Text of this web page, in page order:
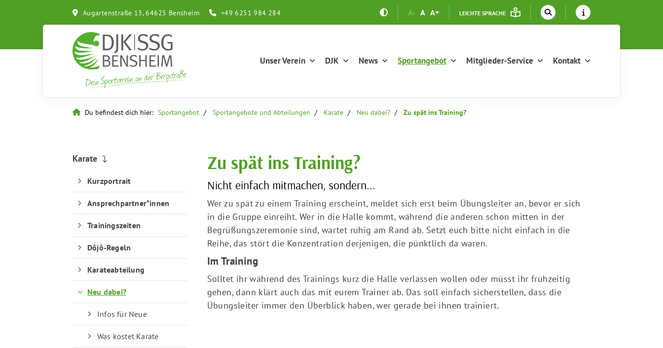
Augartenstraße 13, 64625 Bensheim +49 6251 984 284 A- A A+ LEICHTE SPRACHE
Unser Verein DJK News Sportangebot Mitglieder-Service Kontakt
Du befindest dich hier: Sportangebot Sportangebote und Abteilungen Karate Neu dabei? Zu spät ins Training?
Zu spät ins Training?
Nicht einfach mitmachen, sondern...
Wer zu spät zu einem Training erscheint, meldet sich erst beim Übungsleiter an, bevor er sich
in die Gruppe einreiht. Wer in die Halle kommt, während die anderen schon mitten in der
Begrüßungszeremonie sind, wartet ruhig am Rand ab. Setzt euch bitte nicht einfach in die
Reihe, das stört die Konzentration derjenigen, die pünktlich da waren.
Im Training
Solltet ihr während des Trainings kurz die Halle verlassen wollen oder müsst ihr frühzeitig
gehen, dann klärt auch das mit eurem Trainer ab. Das soll einfach sicherstellen, dass die
Übungsleiter immer den Überblick haben, wer gerade bei ihnen trainiert.
Karate
Kurzportrait
Ansprechpartner*innen
Trainingszeiten
Dôjô-Regeln
Karateabteilung
Neu dabei?
Infos für Neue
Was kostet Karate
Quicklinks
Sportangebote finden
Unser Sportangebot
Sportsuche
Ausfälle und Vertretungen
Mitglieder-Service Geschäftsstelle